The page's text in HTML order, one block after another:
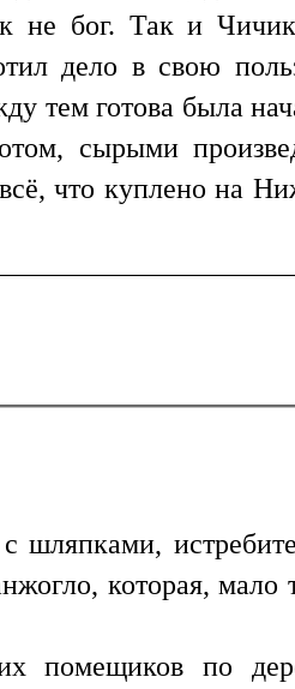
не бог. Так и
дело в свою
тем готова была
сырыми
что куплено на
шляпками,
которая, мало
помещиков по